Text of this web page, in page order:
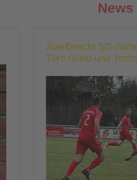
Spielbericht SG
Türc Gücü und